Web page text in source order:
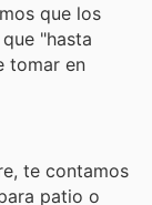
que los
"hasta
tomar en
te contamos
patio o